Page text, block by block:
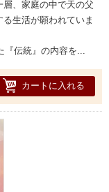
、家庭の中で天の父
生活が願われていま
『伝統』の内容を...
カートに入れる